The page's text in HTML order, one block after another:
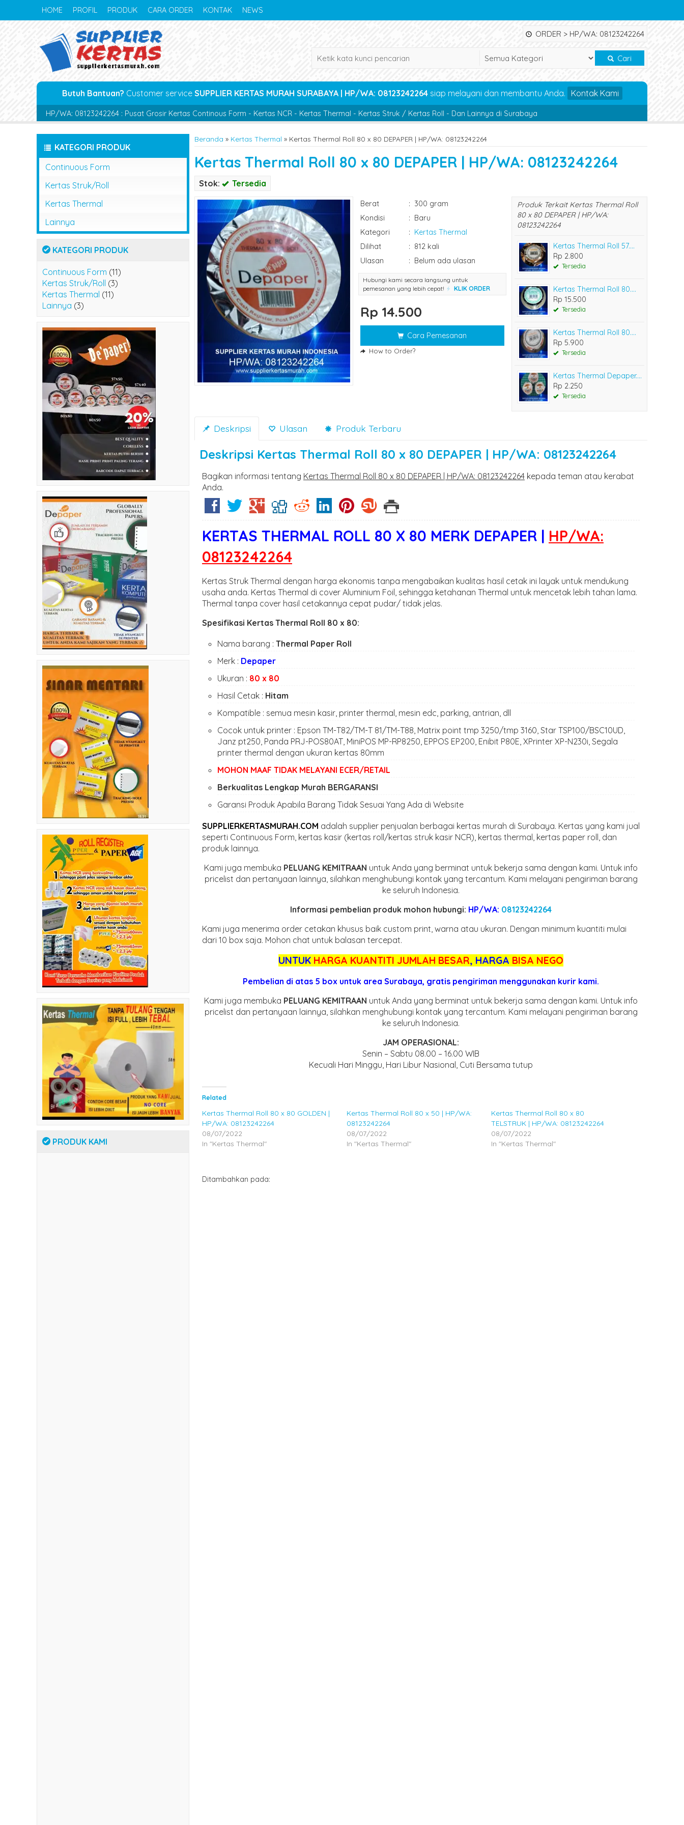
HOME PROFIL PRODUK CARA ORDER KONTAK NEWS
ORDER > HP/WA: 08123242264
Cari
Butuh Bantuan? Customer service SUPPLIER KERTAS MURAH SURABAYA | HP/WA: 08123242264siap melayani dan membantu Anda. Kontak Kami
HP/WA: 08123242264 : Pusat Grosir Kertas Continous Form - Kertas NCR - Kertas Thermal - Kertas Struk / Kertas Roll - Dan Lainnya di Surabaya
Beranda » Kertas Thermal » Kertas Thermal Roll 80 x 80 DEPAPER | HP/WA: 08123242264
Kertas Thermal Roll 80 x 80 DEPAPER | HP/WA: 08123242264
Stok: Tersedia
Berat : 300 gram
Kondisi
: Baru
Kategori
: Kertas Thermal
Dilihat
: 812 kali
Ulasan
: Belum ada ulasan
Hubungi kami secara langsung untuk
pemesanan yang lebih cepat!
KLIK ORDER
Rp 14.500
Cara Pemesanan
How to Order?
Produk Terkait Kertas Thermal Roll
80 x 80 DEPAPER | HP/WA:
08123242264
Kertas Thermal Roll 57....
Rp 2.800
Tersedia
Kertas Thermal Roll 80....
Rp 15.500
Tersedia
Kertas Thermal Roll 80....
Rp 5.900
Tersedia
Kertas Thermal Depaper....
Rp 2.250
Tersedia
Deskripsi Ulasan Produk Terbaru
Deskripsi Kertas Thermal Roll 80 x 80 DEPAPER | HP/WA: 08123242264
Bagikan informasi tentang Kertas Thermal Roll 80 x 80 DEPAPER | HP/WA: 08123242264 kepada teman atau kerabat
Anda.
KERTAS THERMAL ROLL 80 X 80 MERK DEPAPER | HP/WA:
08123242264
Kertas Struk Thermal dengan harga ekonomis tanpa mengabaikan kualitas hasil cetak ini layak untuk mendukung
usaha anda. Kertas Thermal di cover Aluminium Foil, sehingga ketahanan Thermal untuk mencetak lebih tahan lama.
Thermal tanpa cover hasil cetakannya cepat pudar/ tidak jelas.
Spesifikasi Kertas Thermal Roll 80 x 80:
Nama barang : Thermal Paper Roll
Merk : Depaper
Ukuran : 80 x 80
Hasil Cetak : Hitam
Kompatible : semua mesin kasir, printer thermal, mesin edc, parking, antrian, dll
Cocok untuk printer : Epson TM-T82/TM-T 81/TM-T88, Matrix point tmp 3250/tmp 3160, Star TSP100/BSC10UD,
Janz pt250, Panda PRJ-POS80AT, MiniPOS MP-RP8250, EPPOS EP200, Enibit P80E, XPrinter XP-N230i, Segala
printer thermal dengan ukuran kertas 80mm
MOHON MAAF TIDAK MELAYANI ECER/RETAIL
Berkualitas Lengkap Murah BERGARANSI
Garansi Produk Apabila Barang Tidak Sesuai Yang Ada di Website
SUPPLIERKERTASMURAH.COM adalah supplier penjualan berbagai kertas murah di Surabaya. Kertas yang kami jual
seperti Continuous Form, kertas kasir (kertas roll/kertas struk kasir NCR), kertas thermal, kertas paper roll, dan
produk lainnya.
Kami juga membuka PELUANG KEMITRAAN untuk Anda yang berminat untuk bekerja sama dengan kami. Untuk info
pricelist dan pertanyaan lainnya, silahkan menghubungi kontak yang tercantum. Kami melayani pengiriman barang
ke seluruh Indonesia.
Informasi pembelian produk mohon hubungi: HP/WA: 08123242264
Kami juga menerima order cetakan khusus baik custom print, warna atau ukuran. Dengan minimum kuantiti mulai
dari 10 box saja. Mohon chat untuk balasan tercepat.
UNTUK HARGA KUANTITI JUMLAH BESAR, HARGA BISA NEGO
Pembelian di atas 5 box untuk area Surabaya, gratis pengiriman menggunakan kurir kami.
Kami juga membuka PELUANG KEMITRAAN untuk Anda yang berminat untuk bekerja sama dengan kami. Untuk info
pricelist dan pertanyaan lainnya, silahkan menghubungi kontak yang tercantum. Kami melayani pengiriman barang
ke seluruh Indonesia.
JAM OPERASIONAL:
Senin – Sabtu 08.00 – 16.00 WIB
Kecuali Hari Minggu, Hari Libur Nasional, Cuti Bersama tutup
Related
Kertas Thermal Roll 80 x 80 GOLDEN |
HP/WA: 08123242264
08/07/2022
In "Kertas Thermal"
Kertas Thermal Roll 80 x 50 | HP/WA:
08123242264
08/07/2022
In "Kertas Thermal"
Kertas Thermal Roll 80 x 80
TELSTRUK | HP/WA: 08123242264
08/07/2022
In "Kertas Thermal"
Ditambahkan pada:
KATEGORI PRODUK
Continuous Form
Kertas Struk/Roll
Kertas Thermal
Lainnya
KATEGORI PRODUK
Continuous Form (11)
Kertas Struk/Roll (3)
Kertas Thermal (11)
Lainnya (3)
PRODUK KAMI